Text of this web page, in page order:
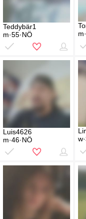
Teddybär1
m·55·NÖ
Luis4626
m·46·NÖ